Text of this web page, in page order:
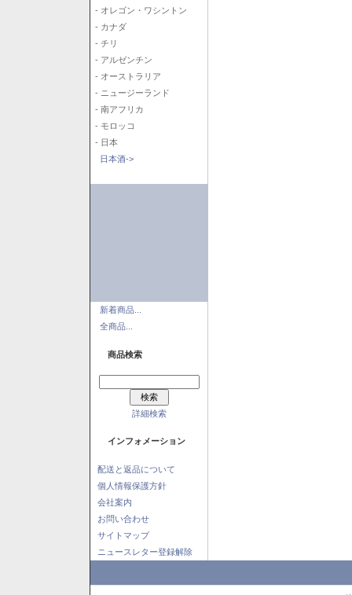
- オレゴン・ワシントン
- カナダ
- チリ
- アルゼンチン
- オーストラリア
- ニュージーランド
- 南アフリカ
- モロッコ
- 日本
日本酒->
新着商品...
全商品...
商品検索
詳細検索
インフォメーション
配送と返品について
個人情報保護方針
会社案内
お問い合わせ
サイトマップ
ニュースレター登録解除